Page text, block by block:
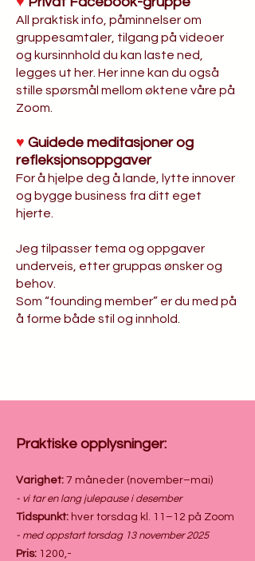
All praktisk info, påminnelser om
gruppesamtaler, tilgang på videoer
og kursinnhold du kan laste ned,
legges ut her. Her inne kan du også
stille spørsmål mellom øktene våre på
Zoom.
♥ Guidede meditasjoner og
refleksjonsoppgaver
For å hjelpe deg å lande, lytte innover
og bygge business fra ditt eget
hjerte.
Jeg tilpasser tema og oppgaver
underveis, etter gruppas ønsker og
behov.
Som “founding member” er du med på
å forme både stil og innhold.
Praktiske opplysninger:
Varighet: 7 måneder (november–mai)
- vi tar en lang julepause i desember
Tidspunkt: hver torsdag kl. 11–12 på Zoom
- med oppstart torsdag 13 november 2025
Pris: 1200,-